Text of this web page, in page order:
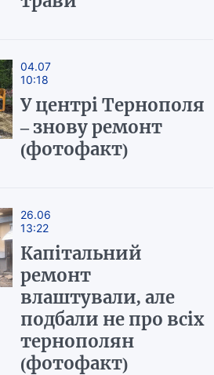
04.07
10:18
У центрі Тернополя
– знову ремонт
(фотофакт)
26.06
13:22
Капітальний
ремонт
влаштували, але
подбали не про всіх
тернополян
(фотофакт)